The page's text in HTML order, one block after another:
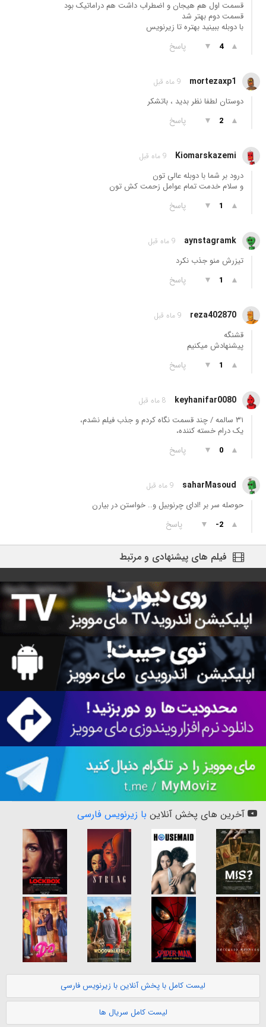
قسمت اول هم هیجان و اضطراب داشت هم دراماتیک بود
قسمت دوم بهتر شد
با دوبله ببینید بهتره تا زیرنویس
▲
4
▼ پاسخ
mortezaxp1 9 ماه قبل
دوستان لطفا نظر بدید ، باتشکر
▲
2
▼ پاسخ
Kiomarskazemi 9 ماه قبل
درود بر شما با دوبله عالی تون
و سلام خدمت تمام عوامل زحمت کش تون
▲
1
▼ پاسخ
aynstagramk 9 ماه قبل
تیزرش منو جذب نکرد
▲
1
▼ پاسخ
reza402870 9 ماه قبل
قشنگه
پیشنهادش میکنیم
▲
1
▼ پاسخ
keyhanifar0080 8 ماه قبل
۳۱ سالمه / چند قسمت نگاه کردم و جذب فیلم نشدم،
یک درام خسته کننده،
▲
0
▼ پاسخ
saharMasoud 9 ماه قبل
حوصله سر بر !‌ادای چرنوبیل و.. خواستن در بیارن
▲
-2
▼ پاسخ
فیلم های پیشنهادی و مرتبط
آخرین های پخش آنلاین با زیرنویس فارسی
لیست کامل با پخش آنلاین با زیرنویس فارسی
لیست کامل سریال ها